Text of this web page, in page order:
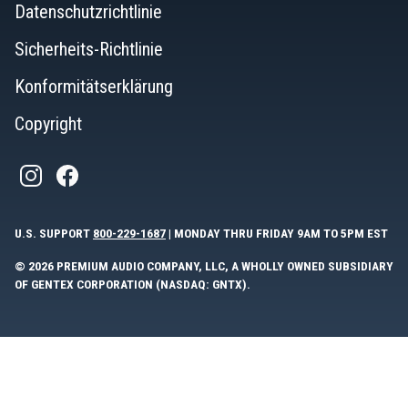
Datenschutzrichtlinie
Sicherheits-Richtlinie
Konformitätserklärung
Copyright
U.S. SUPPORT 800-229-1687| MONDAY THRU FRIDAY 9AM TO 5PM EST
© 2026 PREMIUM AUDIO COMPANY, LLC, A WHOLLY OWNED SUBSIDIARY
OF GENTEX CORPORATION (NASDAQ: GNTX).